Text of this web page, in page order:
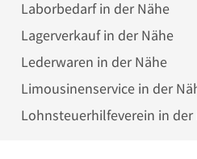
Laborbedarf in der Nähe
Lagerverkauf in der Nähe
Lederwaren in der Nähe
Limousinenservice in der